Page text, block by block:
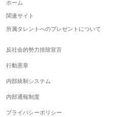
ホーム
関連サイト
所属タレントへのプレゼントについて
反社会的勢力排除宣言
行動憲章
内部統制システム
内部通報制度
プライバシーポリシー